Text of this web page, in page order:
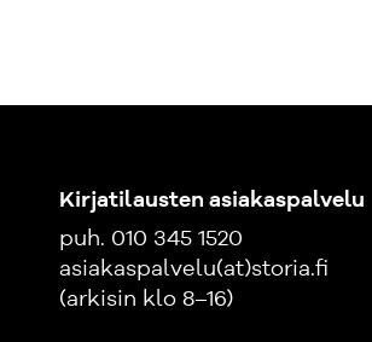
Kirjatilausten asiakaspalvelu
puh. 010 345 1520
asiakaspalvelu(at)storia.fi
(arkisin klo 8–16)